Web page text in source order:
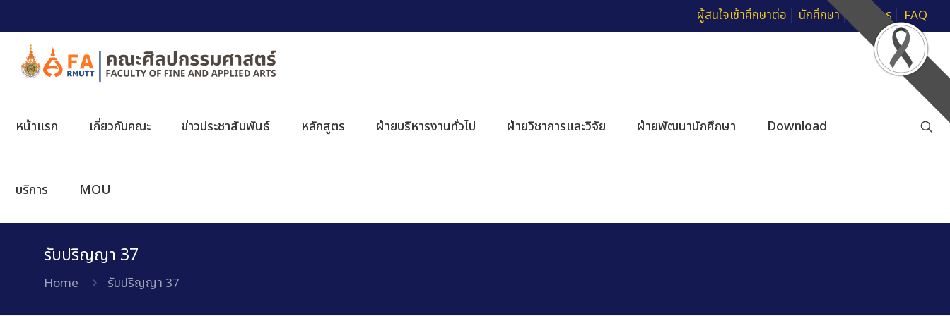
ผู้สนใจเข้าศึกษาต่อ นักศึกษา บุคลากร FAQ
หน้าแรก เกี่ยวกับคณะ ข่าวประชาสัมพันธ์ หลักสูตร ฝ่ายบริหารงานทั่วไป ฝ่ายวิชาการและวิจัย ฝ่ายพัฒนานักศึกษา Download
บริการ MOU
รับปริญญา 37
Home รับปริญญา 37